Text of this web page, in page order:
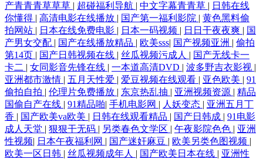
产青青青草草草 | 超碰福利导航 | 中文字幕青青草 | 日韩在线
你懂得 | 高清电影在线播放 | 国产第一福利影院 | 黄色黑料偷
拍网站 | 日本在线免费电影 | 日本一码视频 | 日日干夜夜爽 | 国
产男女交配 | 国产在线播放精品 | 欧美sss| 国产视频亚洲 | 偷拍
第14页 | 国产日韩视频在线 | 丝瓜视频污成人 | 国产无线卡一
卡二 | 女同影音先锋在线 | 一本道高清DVD | 波多野吉衣影视 |
亚洲都市激情 | 五月天性爱 | 爱豆视频在线观看 | 亚色欧美 | 91
偷拍自拍 | 伦理片免费播放 | 东京热乱抽 | 亚洲视频资源 | 精品
国偷自产在线 | 91精品啪| 手机电影网 | 人妖变态 | 亚洲五月丁
香 | 国产欧美va欧美 | 日韩在线观看精品 | 国产日韩成 | 91电影
成人天堂 | 狠狠干无码 | 另类春色文学区 | 午夜影院色色 | 亚洲
性视频| 日本午夜福利网 | 国产迷奸麻豆 | 欧美另类色图视频 |
欧美一区日韩 | 丝瓜视频成年人 | 国产欧美日本在线 | 亚洲性